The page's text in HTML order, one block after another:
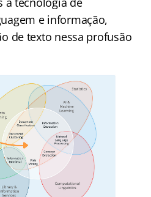
e informação,
de texto nessa profusão